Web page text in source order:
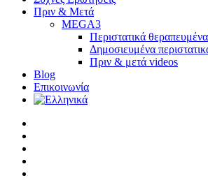
Πριν & Μετά
MEGA3
Περιστατικά θεραπευμένα
Δημοσιευμένα
Πριν & μετά videos
Blog
Επικοινωνία